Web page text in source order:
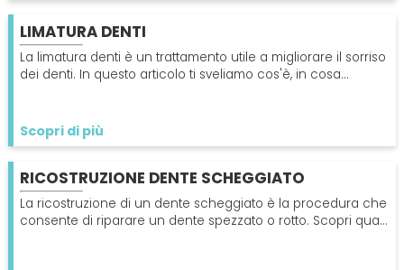
LIMATURA DENTI
La limatura denti è un trattamento utile a migliorare il sorriso
dei denti. In questo articolo ti sveliamo cos'è, in cosa
Scopri di più
RICOSTRUZIONE DENTE SCHEGGIATO
La ricostruzione di un dente scheggiato è la procedura che
consente di riparare un dente spezzato o rotto. Scopri quali